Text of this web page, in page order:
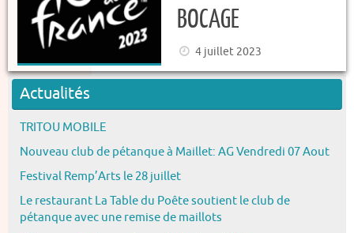
BOCAGE
4 juillet 2023
Actualités
TRITOU MOBILE
Nouveau club de pétanque à Maillet: AG Vendredi 07 Aout
Festival Remp’Arts le 28 juillet
Le restaurant La Table du Poête soutient le club de
pétanque avec une remise de maillots